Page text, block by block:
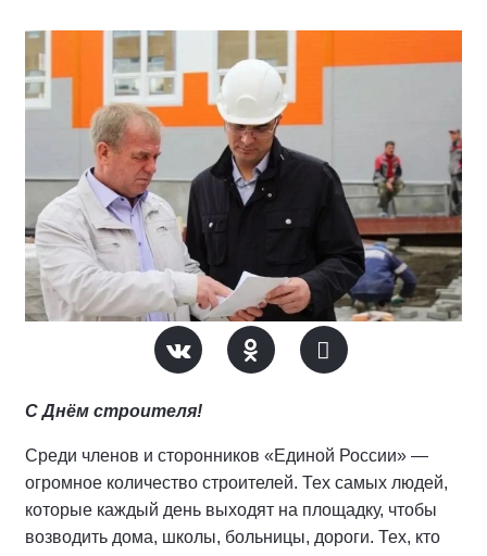
С Днём строителя!
Среди членов и сторонников «Единой России» —
огромное количество строителей. Тех самых людей,
которые каждый день выходят на площадку, чтобы
возводить дома, школы, больницы, дороги. Тех, кто